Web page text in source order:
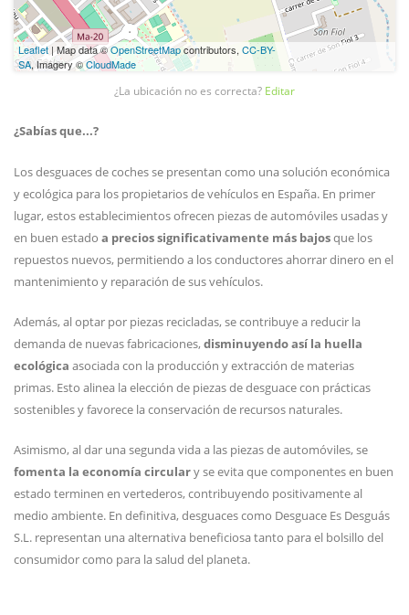
Leaflet | Map data ©OpenStreetMapcontributors, CC-BY-
SA, Imagery ©CloudMade
¿La ubicación no es correcta? Editar
¿Sabías que...?
Los desguaces de coches se presentan como una solución económica
y ecológica para los propietarios de vehículos en España. En primer
lugar, estos establecimientos ofrecen piezas de automóviles usadas y
en buen estado a precios significativamente más bajosque los
repuestos nuevos, permitiendo a los conductores ahorrar dinero en el
mantenimiento y reparación de sus vehículos.
Además, al optar por piezas recicladas, se contribuye a reducir la
demanda de nuevas fabricaciones,disminuyendo así la huella
ecológica asociada con la producción y extracción de materias
primas. Esto alinea la elección de piezas de desguace con prácticas
sostenibles y favorece la conservación de recursos naturales.
Asimismo, al dar una segunda vida a las piezas de automóviles, se
fomenta la economía circulary se evita que componentes en buen
estado terminen en vertederos, contribuyendo positivamente al
medio ambiente. En definitiva, desguaces como Desguace Es Desguás
S.L. representan una alternativa beneficiosa tanto para el bolsillo del
consumidor como para la salud del planeta.